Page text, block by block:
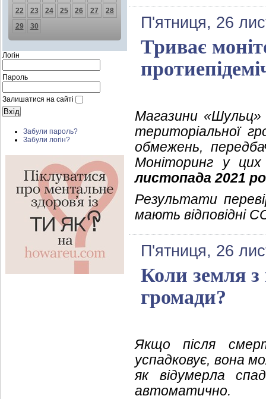
22
23 24 25 26 27
28
29
30
Логін
Пароль
Залишатися на сайті
Забули пароль?
Забули логін?
П'ятниця, 26
Триває
Магазини
територіальної
обмежень,
Моніторинг у цих
листопада 2021
Результати
мають відповідні
П'ятниця, 26
Коли земля з
громади?
Якщо після
успадковує, вона
як відумерла
автоматично.